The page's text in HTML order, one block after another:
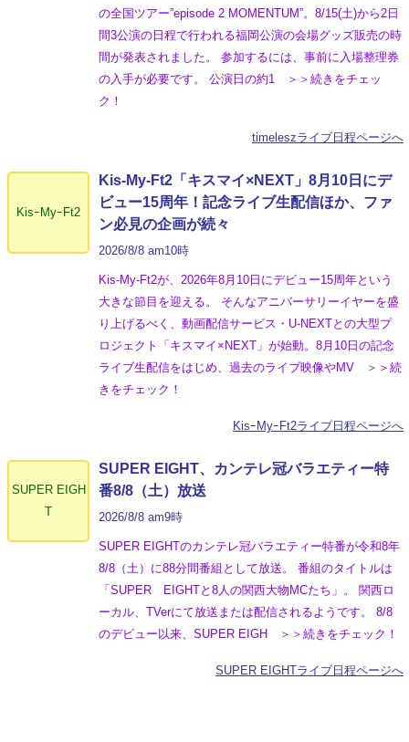
の全国ツアー”episode 2 MOMENTUM”。8/15(土)から2日
間3公演の日程で行われる福岡公演の会場グッズ販売の時
間が発表されました。 参加するには、事前に入場整理券
の入手が必要です。 公演日の約1 ＞＞続きをチェッ
ク！
timeleszライブ日程ページへ
KisｰMyｰFt2
Kis-My-Ft2「キスマイ×NEXT」8月10日にデ
ビュー15周年！記念ライブ生配信ほか、ファ
ン必見の企画が続々
2026/8/8 am10時
Kis-My-Ft2が、2026年8月10日にデビュー15周年という
大きな節目を迎える。 そんなアニバーサリーイヤーを盛
り上げるべく、動画配信サービス・U-NEXTとの大型プ
ロジェクト「キスマイ×NEXT」が始動。8月10日の記念
ライブ生配信をはじめ、過去のライブ映像やMV ＞＞続
きをチェック！
KisｰMyｰFt2ライブ日程ページへ
SUPER EIGH
T
SUPER EIGHT、カンテレ冠バラエティー特
番8/8（土）放送
2026/8/8 am9時
SUPER EIGHTのカンテレ冠バラエティー特番が令和8年
8/8（土）に88分間番組として放送。 番組のタイトルは
「SUPER EIGHTと8人の関西大物MCたち」。 関西ロ
ーカル、TVerにて放送または配信されるようです。 8/8
のデビュー以来、SUPER EIGH ＞＞続きをチェック！
SUPER EIGHTライブ日程ページへ